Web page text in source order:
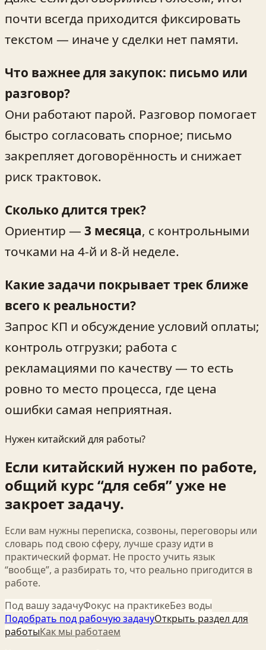
почти всегда приходится фиксировать
текстом — иначе у сделки нет памяти.
Что важнее для закупок: письмо или
разговор?
Они работают парой. Разговор помогает
быстро согласовать спорное; письмо
закрепляет договорённость и снижает
риск трактовок.
Сколько длится трек?
Ориентир — 3 месяца, с контрольными
точками на 4-й и 8-й неделе.
Какие задачи покрывает трек ближе
всего к реальности?
Запрос КП и обсуждение условий оплаты;
контроль отгрузки; работа с
рекламациями по качеству — то есть
ровно то место процесса, где цена
ошибки самая неприятная.
Нужен китайский для работы?
Если китайский нужен по работе,
общий курс “для себя” уже не
закроет задачу.
Если вам нужны переписка, созвоны, переговоры или
словарь под свою сферу, лучше сразу идти в
практический формат. Не просто учить язык
“вообще”, а разбирать то, что реально пригодится в
работе.
Под вашу задачуФокус на практикеБез воды
Подобрать под рабочую задачуОткрыть раздел для
работыКак мы работаем